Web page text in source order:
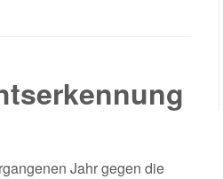
Jahr gegen die